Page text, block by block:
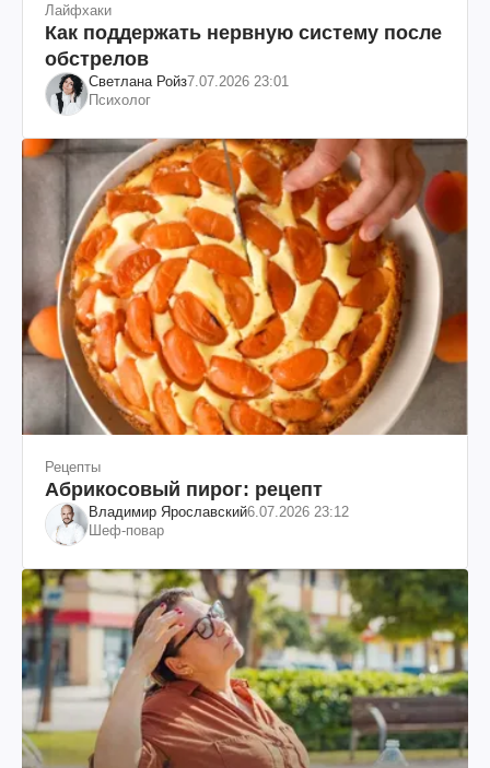
Лайфхаки
Как поддержать нервную систему после
обстрелов
Светлана Ройз7.07.2026 23:01
Психолог
Рецепты
Абрикосовый пирог: рецепт
Владимир Ярославский6.07.2026 23:12
Шеф-повар